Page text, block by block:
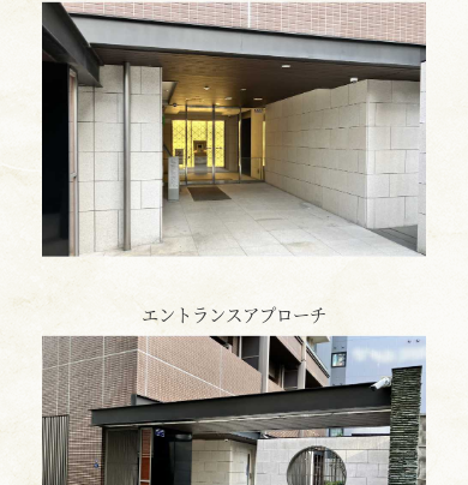
エントランスアプローチ